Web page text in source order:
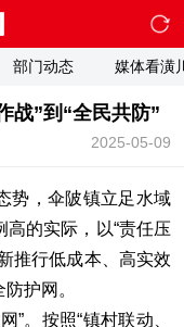
部门动态 媒体看潢
战”到“全民共防”
2025-05-09
，伞陂镇立足水域
的实际，以“责任压
推行低成本、高实效
护网。
。按照“镇村联动、